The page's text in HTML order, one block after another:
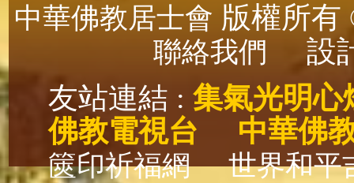
中華佛教居士會 版權所
聯絡我們
設
友站連結 : 集氣光明心
佛教電視台
中華佛
篋印祈福網
世界和平